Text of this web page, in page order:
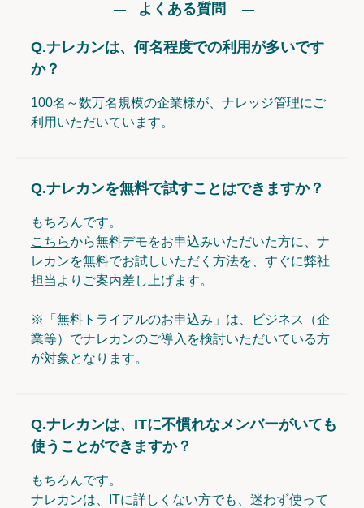
よくある質問
Q.ナレカンは、何名程度での利用が多いです
か？
100名～数万名規模の企業様が、ナレッジ管理にご
利用いただいています。
Q.ナレカンを無料で試すことはできますか？
もちろんです。
こちらから無料デモをお申込みいただいた方に、ナ
レカンを無料でお試しいただく方法を、すぐに弊社
担当よりご案内差し上げます。
※「無料トライアルのお申込み」は、ビジネス（企
業等）でナレカンのご導入を検討いただいている方
が対象となります。
Q.ナレカンは、ITに不慣れなメンバーがいても
使うことができますか？
もちろんです。
ナレカンは、ITに詳しくない方でも、迷わず使って